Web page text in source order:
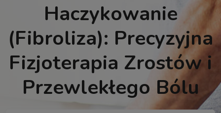
Haczykowanie
(Fibroliza): Precyzyjna
Fizjoterapia Zrostów i
Przewlekłego Bólu